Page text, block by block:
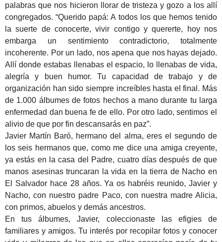
palabras que nos hicieron llorar de tristeza y gozo a los allí
congregados. “Querido papá: A todos los que hemos tenido
la suerte de conocerte, vivir contigo y quererte, hoy nos
embarga un sentimiento contradictorio, totalmente
incoherente. Por un lado, nos apena que nos hayas dejado.
Allí donde estabas llenabas el espacio, lo llenabas de vida,
alegría y buen humor. Tu capacidad de trabajo y de
organización han sido siempre increíbles hasta el final. Más
de 1.000 álbumes de fotos hechos a mano durante tu larga
enfermedad dan buena fe de ello. Por otro lado, sentimos el
alivio de que por fin descansarás en paz”.
Javier Martín Baró, hermano del alma, eres el segundo de
los seis hermanos que, como me dice una amiga creyente,
ya estás en la casa del Padre, cuatro días después de que
manos asesinas truncaran la vida en la tierra de Nacho en
El Salvador hace 28 años. Ya os habréis reunido, Javier y
Nacho, con nuestro padre Paco, con nuestra madre Alicia,
con primos, abuelos y demás ancestros.
En tus álbumes, Javier, coleccionaste las efigies de
familiares y amigos. Tu interés por recopilar fotos y conocer